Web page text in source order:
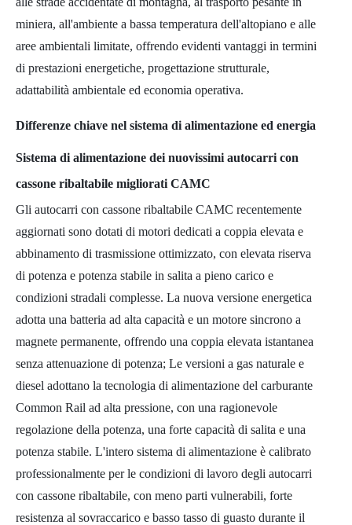
miniera, all'ambiente a bassa temperatura dell'altopiano e alle
aree ambientali limitate, offrendo evidenti vantaggi in termini
di prestazioni energetiche, progettazione strutturale,
adattabilità ambientale ed economia operativa.
Differenze chiave nel sistema di alimentazione ed energia
Sistema di alimentazione dei nuovissimi autocarri con
cassone ribaltabile migliorati CAMC
Gli autocarri con cassone ribaltabile CAMC recentemente
aggiornati sono dotati di motori dedicati a coppia elevata e
abbinamento di trasmissione ottimizzato, con elevata riserva
di potenza e potenza stabile in salita a pieno carico e
condizioni stradali complesse. La nuova versione energetica
adotta una batteria ad alta capacità e un motore sincrono a
magnete permanente, offrendo una coppia elevata istantanea
senza attenuazione di potenza; Le versioni a gas naturale e
diesel adottano la tecnologia di alimentazione del carburante
Common Rail ad alta pressione, con una ragionevole
regolazione della potenza, una forte capacità di salita e una
potenza stabile. L'intero sistema di alimentazione è calibrato
professionalmente per le condizioni di lavoro degli autocarri
con cassone ribaltabile, con meno parti vulnerabili, forte
resistenza al sovraccarico e basso tasso di guasto durante il